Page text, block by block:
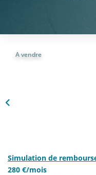
A vendre
Simulation de
280 €/mois